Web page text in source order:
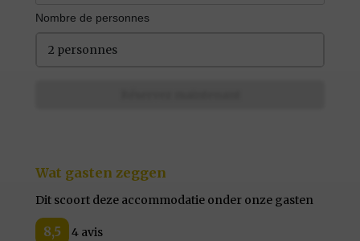
Nombre de personnes
2 personnes
Wat gasten zeggen
Dit scoort deze accommodatie onder onze gasten
8,5 4 avis